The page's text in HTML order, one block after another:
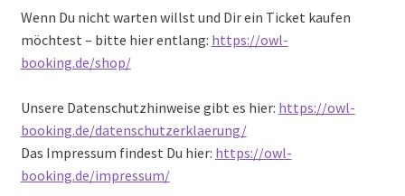
Wenn Du nicht warten willst und Dir ein Ticket kaufen
möchtest – bitte hier entlang: https://owl-
booking.de/shop/
Unsere Datenschutzhinweise gibt es hier: https://owl-
booking.de/datenschutzerklaerung/
Das Impressum findest Du hier: https://owl-
booking.de/impressum/